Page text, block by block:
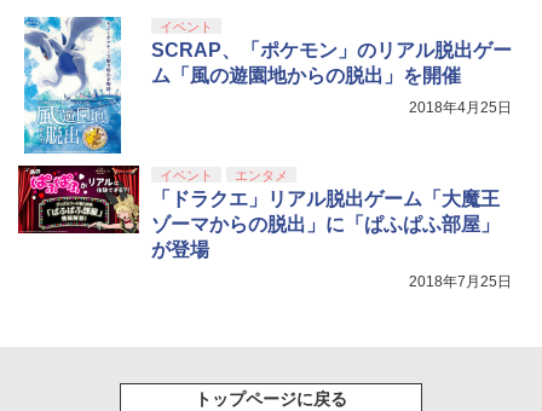
イベント
SCRAP、「ポケモン」のリアル脱出ゲー
ム「風の遊園地からの脱出」を開催
2018年4月25日
イベント エンタメ
「ドラクエ」リアル脱出ゲーム「大魔王
ゾーマからの脱出」に「ぱふぱふ部屋」
が登場
2018年7月25日
トップページに戻る